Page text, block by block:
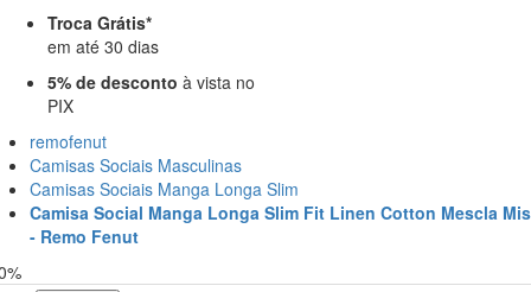
Troca Grátis*
em até 30 dias
5% de desconto à vista no
PIX
remofenut
Camisas Sociais Masculinas
Camisas Sociais Manga Longa Slim
Camisa Social Manga Longa Slim Fit Linen Cotton Mescla
- Remo Fenut